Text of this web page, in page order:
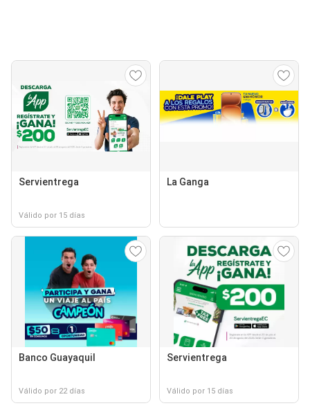
Servientrega
Válido por 15 días
La Ganga
Banco Guayaquil
Válido por 22 días
Servientrega
Válido por 15 días